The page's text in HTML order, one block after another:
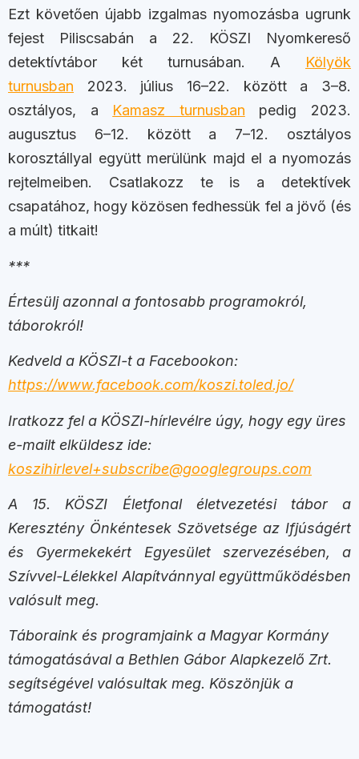
Ezt követően újabb izgalmas nyomozásba ugrunk
fejest Piliscsabán a 22. KÖSZI Nyomkereső
detektívtábor két turnusában. A Kölyök
turnusban 2023. július 16–22. között a 3–8.
osztályos, a Kamasz turnusban pedig 2023.
augusztus 6–12. között a 7–12. osztályos
korosztállyal együtt merülünk majd el a nyomozás
rejtelmeiben. Csatlakozz te is a detektívek
csapatához, hogy közösen fedhessük fel a jövő (és
a múlt) titkait!
***
Értesülj azonnal a fontosabb programokról,
táborokról!
Kedveld a KÖSZI-t a Facebookon:
https://www.facebook.com/koszi.toled.jo/
Iratkozz fel a KÖSZI-hírlevélre úgy, hogy egy üres
e-mailt elküldesz ide:
koszihirlevel+subscribe@googlegroups.com
A 15. KÖSZI Életfonal életvezetési tábor a
Keresztény Önkéntesek Szövetsége az Ifjúságért
és Gyermekekért Egyesület szervezésében, a
Szívvel-Lélekkel Alapítvánnyal együttműködésben
valósult meg.
Táboraink és programjaink a Magyar Kormány
támogatásával a Bethlen Gábor Alapkezelő Zrt.
segítségével valósultak meg. Köszönjük a
támogatást!